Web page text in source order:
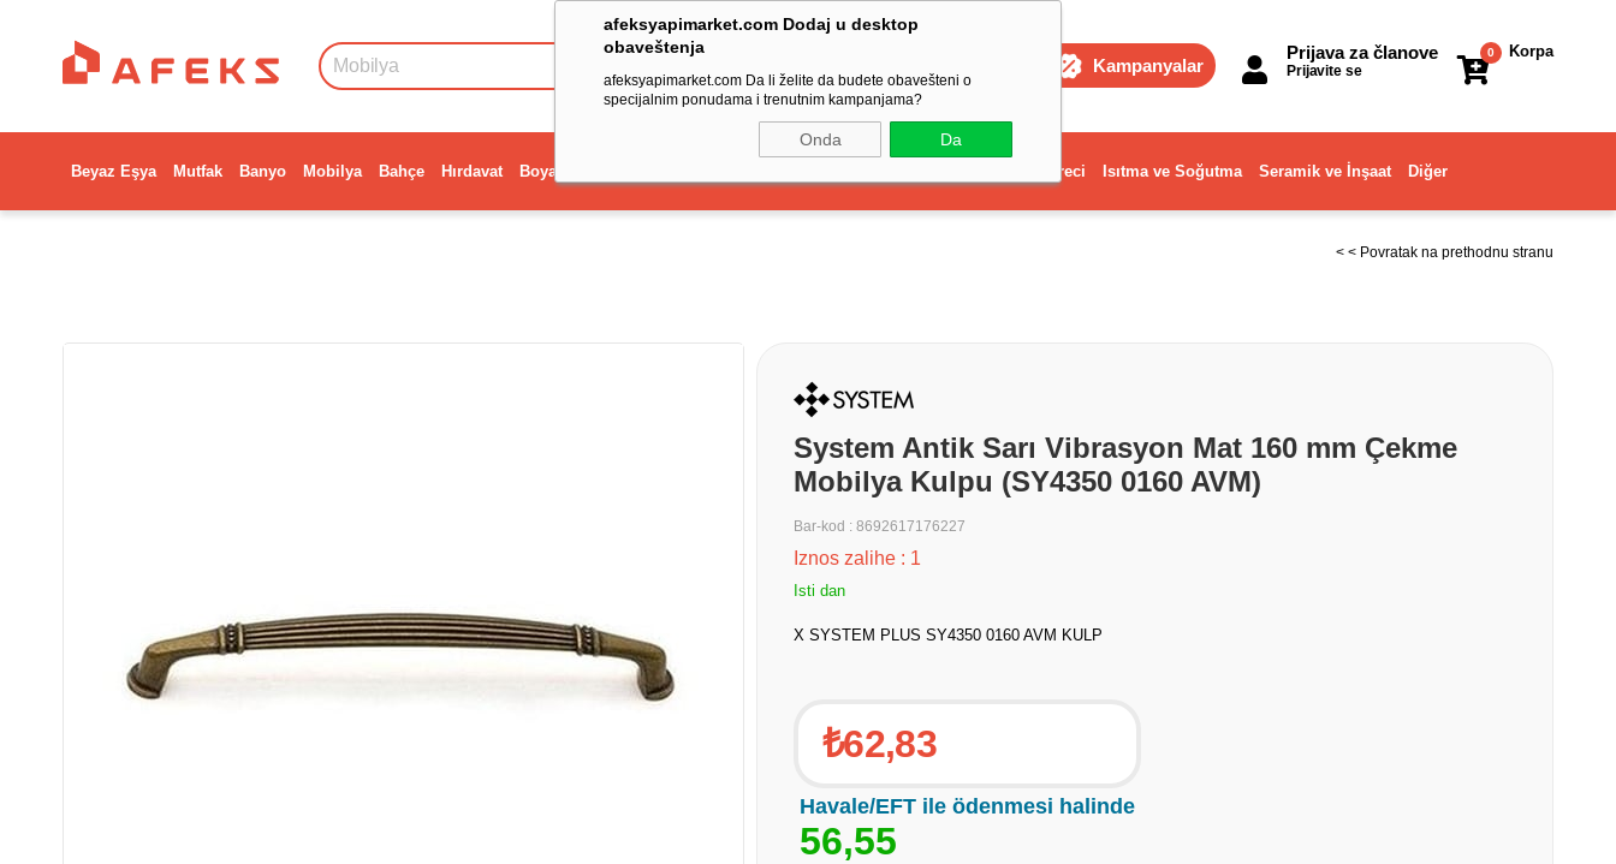
afeksyapimarket.com Dodaj u desktop
obaveštenja
afeksyapimarket.com Da li želite da budete obavešteni o
specijalnim ponudama i trenutnim kampanjama?
Onda Da
Kampanyalar
Korpa
0
Prijava za članove
Prijavite se
Beyaz Eşya Mutfak Banyo Mobilya Bahçe Hırdavat Boya Dekorasyon ve Ev Gereci Isıtma ve Soğutma Seramik ve İnşaat Diğer
< < Povratak na prethodnu stranu
System Antik Sarı Vibrasyon Mat 160 mm Çekme
Mobilya Kulpu (SY4350 0160 AVM)
Bar-kod : 8692617176227
Iznos zalihe : 1
Isti dan
X SYSTEM PLUS SY4350 0160 AVM KULP
₺62,83
Havale/EFT ile ödenmesi halinde
56,55